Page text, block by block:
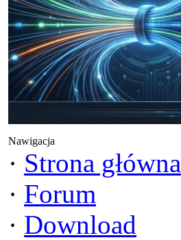
Nawigacja
· Strona główna
· Forum
· Download